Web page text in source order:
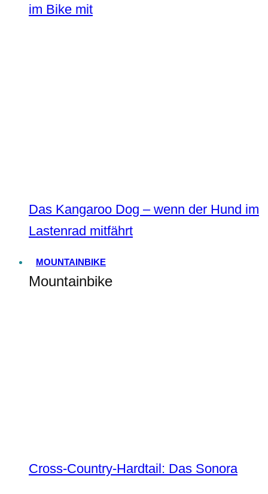
im Bike mit
Das Kangaroo Dog – wenn der Hund im
Lastenrad mitfährt
MOUNTAINBIKE
Mountainbike
Cross-Country-Hardtail: Das Sonora